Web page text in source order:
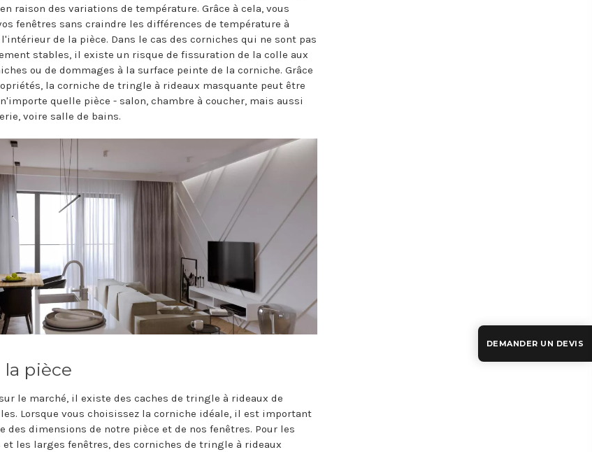
raison des variations de température. Grâce à cela, vous
fenêtres sans craindre les différences de température à
de la pièce. Dans le cas des corniches qui ne sont pas
stables, il existe un risque de fissuration de la colle aux
ou de dommages à la surface peinte de la corniche. Grâce
la corniche de tringle à rideaux masquante peut être
quelle pièce - salon, chambre à coucher, mais aussi
voire salle de bains.
la pièce
le marché, il existe des caches de tringle à rideaux de
Lorsque vous choisissez la corniche idéale, il est important
des dimensions de notre pièce et de nos fenêtres. Pour les
et les larges fenêtres, des corniches de tringle à rideaux
DEMANDER UN DEVIS